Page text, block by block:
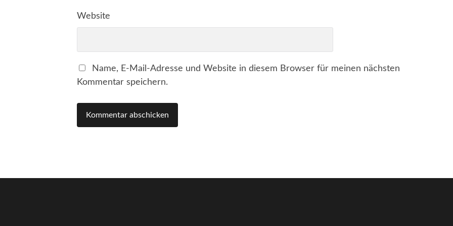
Website
Name, E-Mail-Adresse und Website in diesem Browser für meinen nächsten
Kommentar speichern.